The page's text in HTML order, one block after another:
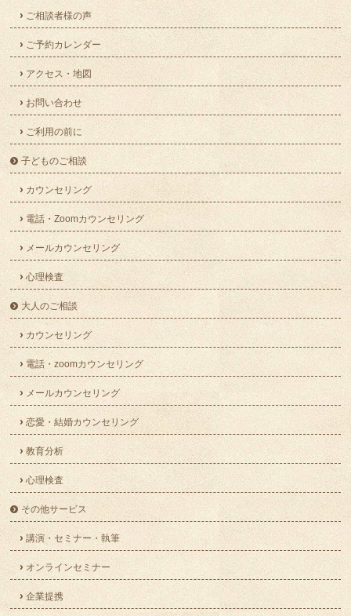
ご相談者様の声
ご予約カレンダー
アクセス・地図
お問い合わせ
ご利用の前に
子どものご相談
カウンセリング
電話・Zoomカウンセリング
メールカウンセリング
心理検査
大人のご相談
カウンセリング
電話・zoomカウンセリング
メールカウンセリング
恋愛・結婚カウンセリング
教育分析
心理検査
その他サービス
講演・セミナー・執筆
オンラインセミナー
企業提携